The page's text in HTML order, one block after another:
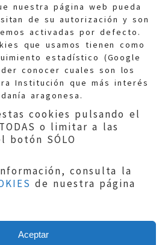
nuestra página web pueda
de su autorización y son
activadas por defecto.
que usamos tienen como
estadístico (Google
conocer cuales son los
Institución que más interés
aragonesa.
cookies pulsando el
o limitar a las
botón SÓLO
consulta la
de nuestra página
Aceptar
general:
900 210 210/
Política de privacidad|
Datos
cookies